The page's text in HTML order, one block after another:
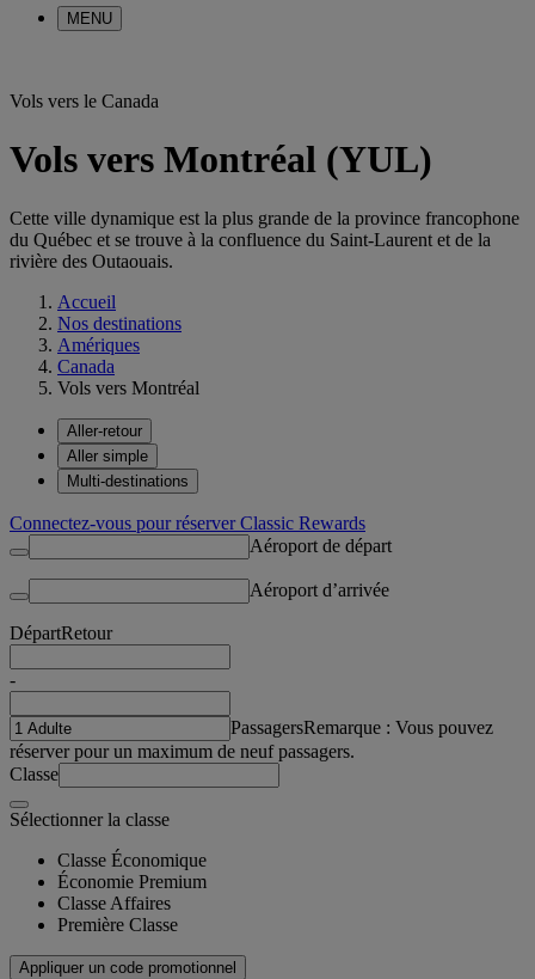
MENU
Vols vers le Canada
Vols vers Montréal (YUL)
Cette ville dynamique est la plus grande de la province francophone
du Québec et se trouve à la confluence du Saint-Laurent et de la
rivière des Outaouais.
Accueil
Nos destinations
Amériques
Canada
Vols vers Montréal
Aller-retour
Aller simple
Multi-destinations
Connectez-vous pour réserver Classic Rewards
Aéroport de départ
Aéroport d’arrivée
DépartRetour
-
PassagersRemarque : Vous pouvez
réserver pour un maximum de neuf passagers.
Classe
Sélectionner la classe
Classe Économique
Économie Premium
Classe Affaires
Première Classe
Appliquer un code promotionnel